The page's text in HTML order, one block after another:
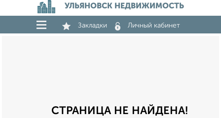
УЛЬЯНОВСК НЕДВИЖИМОСТЬ
Закладки Личный кабинет
СТРАНИЦА НЕ НАЙДЕНА!